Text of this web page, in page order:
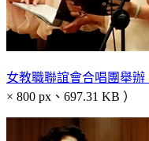
女教職聯誼會合唱團舉辦
× 800 px、697.31 KB ）